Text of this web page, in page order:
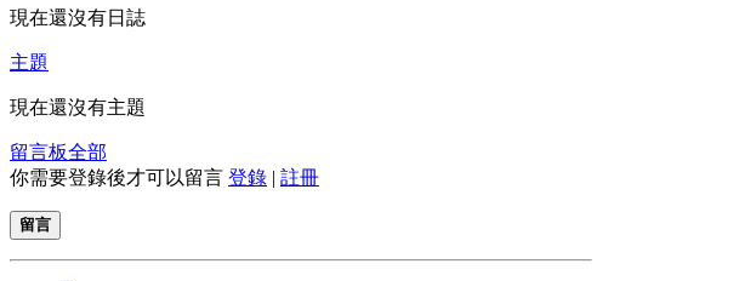
現在還沒有日誌
主題
現在還沒有主題
留言板全部
你需要登錄後才可以留言 登錄 | 註冊
留言